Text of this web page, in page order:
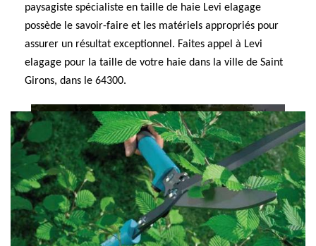
paysagiste spécialiste en taille de haie Levi elagage
possède le savoir-faire et les matériels appropriés pour
assurer un résultat exceptionnel. Faites appel à Levi
elagage pour la taille de votre haie dans la ville de Saint
Girons, dans le 64300.